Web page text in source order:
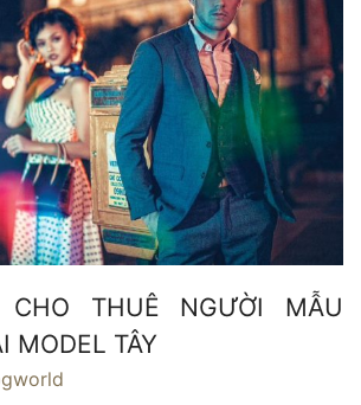
CHO THUÊ NGƯỜI MẪU
MODEL TÂY